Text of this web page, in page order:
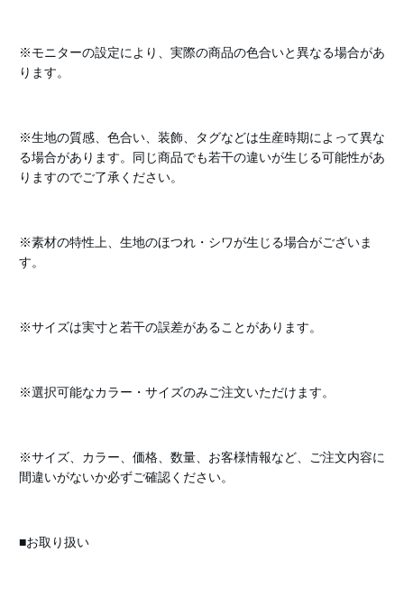
※モニターの設定により、実際の商品の色合いと異なる場合があ
ります。
※生地の質感、色合い、装飾、タグなどは生産時期によって異な
る場合があります。同じ商品でも若干の違いが生じる可能性があ
りますのでご了承ください。
※素材の特性上、生地のほつれ・シワが生じる場合がございま
す。
※サイズは実寸と若干の誤差があることがあります。
※選択可能なカラー・サイズのみご注文いただけます。
※サイズ、カラー、価格、数量、お客様情報など、ご注文内容に
間違いがないか必ずご確認ください。
■お取り扱い